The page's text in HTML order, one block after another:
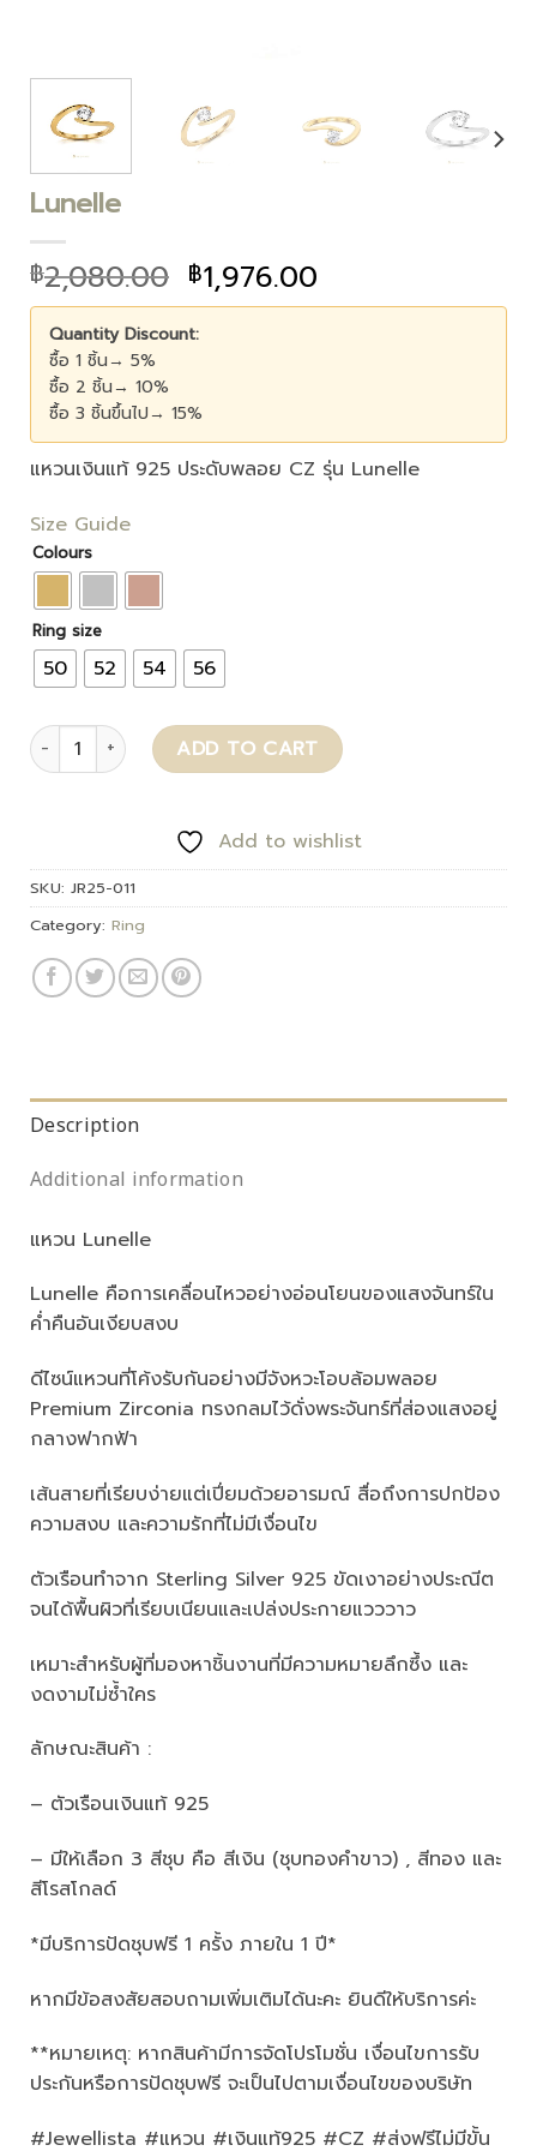
Lunelle
฿2,080.00 ฿1,976.00
Quantity Discount:
ซื้อ 1 ชิ้น→ 5%
ซื้อ 2 ชิ้น→ 10%
ซื้อ 3 ชิ้นขึ้นไป→ 15%
แหวนเงินแท้ 925 ประดับพลอย CZ รุ่น Lunelle
Size Guide
Colours
Ring size
50 52 54 56
Lunelle quantity ADD TO CART
Add to wishlist
SKU: JR25-011
Category: Ring
Description
Additional information
แหวน Lunelle
Lunelle คือการเคลื่อนไหวอย่างอ่อนโยนของแสงจันทร์ใน
ค่ำคืนอันเงียบสงบ
ดีไซน์แหวนที่โค้งรับกันอย่างมีจังหวะโอบล้อมพลอย
Premium Zirconia ทรงกลมไว้ดั่งพระจันทร์ที่ส่องแสงอยู่
กลางฟากฟ้า
เส้นสายที่เรียบง่ายแต่เปี่ยมด้วยอารมณ์ สื่อถึงการปกป้อง
ความสงบ และความรักที่ไม่มีเงื่อนไข
ตัวเรือนทำจาก Sterling Silver 925 ขัดเงาอย่างประณีต
จนได้พื้นผิวที่เรียบเนียนและเปล่งประกายแวววาว
เหมาะสำหรับผู้ที่มองหาชิ้นงานที่มีความหมายลึกซึ้ง และ
งดงามไม่ซ้ำใคร
ลักษณะสินค้า :
– ตัวเรือนเงินแท้ 925
– มีให้เลือก 3 สีชุบ คือ สีเงิน (ชุบทองคำขาว) , สีทอง และ
สีโรสโกลด์
*มีบริการปัดชุบฟรี 1 ครั้ง ภายใน 1 ปี*
หากมีข้อสงสัยสอบถามเพิ่มเติมได้นะคะ ยินดีให้บริการค่ะ
**หมายเหตุ: หากสินค้ามีการจัดโปรโมชั่น เงื่อนไขการรับ
ประกันหรือการปัดชุบฟรี จะเป็นไปตามเงื่อนไขของบริษัท
#Jewellista #แหวน #เงินแท้925 #CZ #ส่งฟรีไม่มีขั้น